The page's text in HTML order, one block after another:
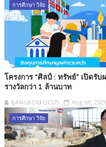
การศึกษา วิจัย
โครงการ “ศิลป์ : ทรัพย์” เปิดรั
รางวัลกว่า 1 ล้านบาท
BANGKOKFOCUS Aug 06,
การศึกษา วิจัย